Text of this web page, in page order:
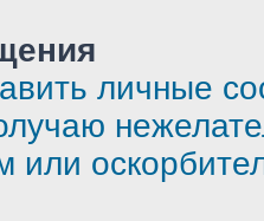
личные
или